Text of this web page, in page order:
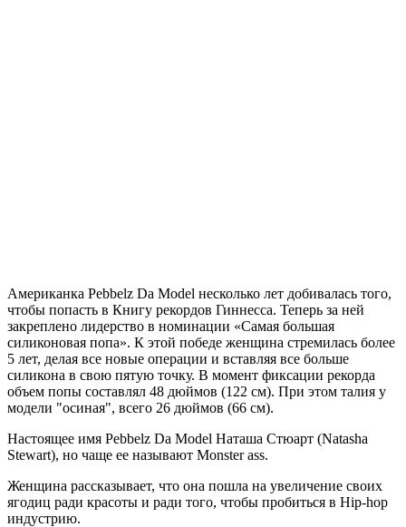
Американка Pebbelz Da Model несколько лет добивалась того,
чтобы попасть в Книгу рекордов Гиннесса. Теперь за ней
закреплено лидерство в номинации «Самая большая
силиконовая попа». К этой победе женщина стремилась более
5 лет, делая все новые операции и вставляя все больше
силикона в свою пятую точку. В момент фиксации рекорда
объем попы составлял 48 дюймов (122 см). При этом талия у
модели "осиная", всего 26 дюймов (66 см).
Настоящее имя Pebbelz Da Model Наташа Стюарт (Natasha
Stewart), но чаще ее называют Monster ass.
Женщина рассказывает, что она пошла на увеличение своих
ягодиц ради красоты и ради того, чтобы пробиться в Hip-hop
индустрию.